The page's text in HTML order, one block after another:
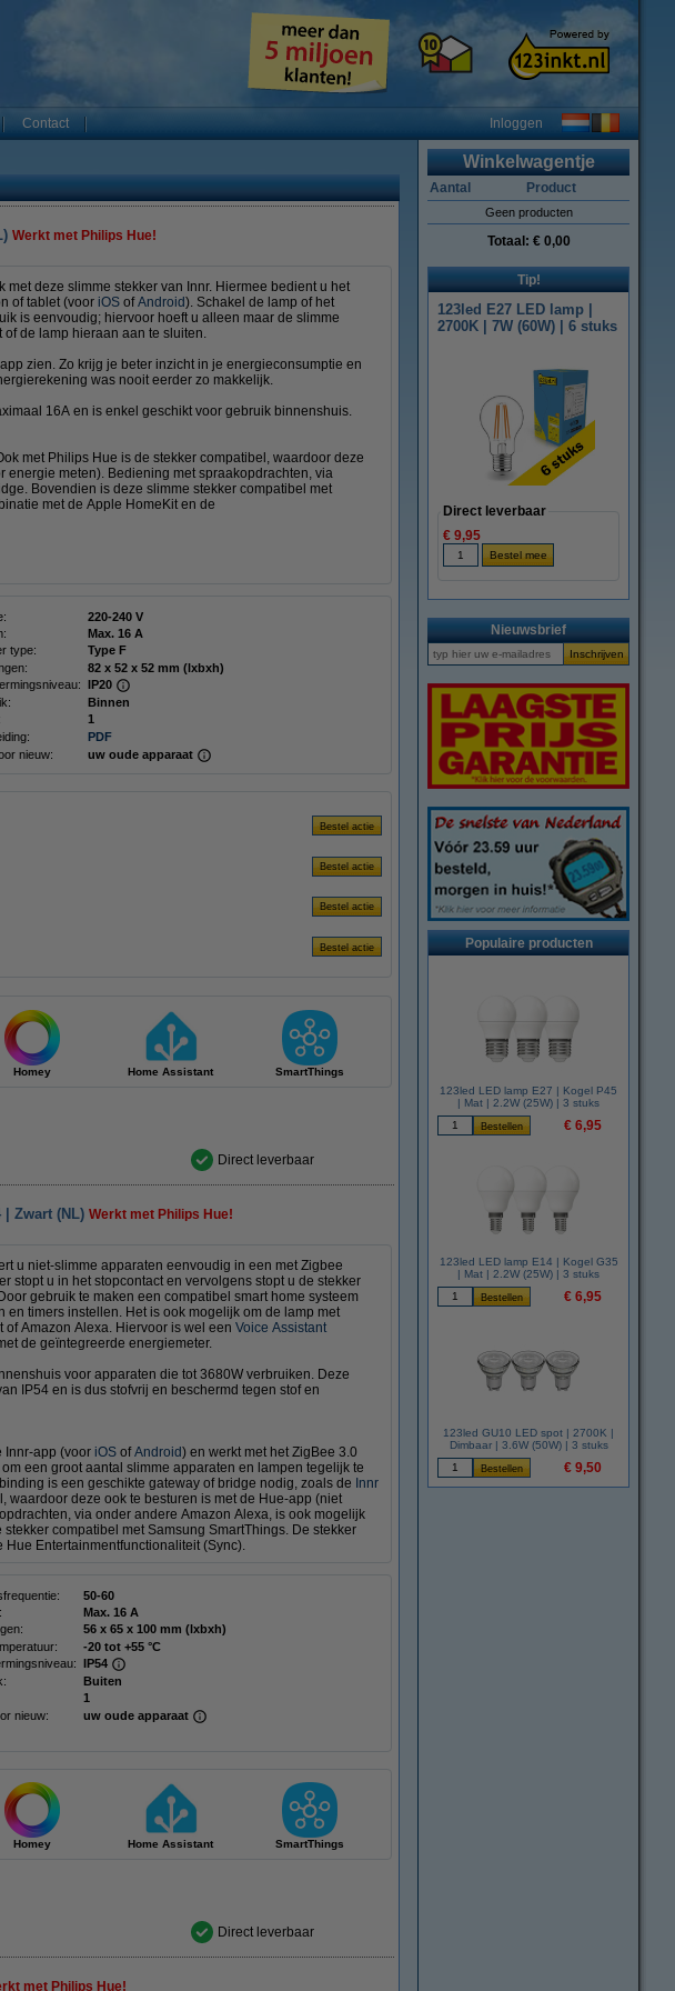
Contact Inloggen
Werkt met Philips Hue!
deze slimme stekker van Innr. Hiermee bedient u het
of tablet (voor iOS ofAndroid). Schakel de lamp of het
is eenvoudig; hiervoor hoeft u alleen maar de slimme
de lamp hieraan aan te sluiten.
zien. Zo krijg je beter inzicht in je energieconsumptie en
was nooit eerder zo makkelijk.
16A en is enkel geschikt voor gebruik binnenshuis.
met Philips Hue is de stekker compatibel, waardoor deze
energie meten). Bediening met spraakopdrachten, via
Bovendien is deze slimme stekker compatibel met
met de Apple HomeKit en de
220-240 V
Max. 16 A
type:
Type F
82 x 52 x 52 mm (lxbxh)
IP20
Binnen
1
PDF
nieuw: uw oude apparaat
Homey Home Assistant SmartThings
Direct leverbaar
Zwart (NL) Werkt met Philips Hue!
u niet-slimme apparaten eenvoudig in een met Zigbee
stopt u in het stopcontact en vervolgens stopt u de stekker
gebruik te maken een compatibel smart home systeem
en timers instellen. Het is ook mogelijk om de lamp met
Amazon Alexa. Hiervoor is wel een Voice Assistant
de geïntegreerde energiemeter.
voor apparaten die tot 3680W verbruiken. Deze
IP54 en is dus stofvrij en beschermd tegen stof en
Innr-app (voor iOS ofAndroid) en werkt met het ZigBee 3.0
een groot aantal slimme apparaten en lampen tegelijk te
is een geschikte gateway of bridge nodig, zoals de Innr
waardoor deze ook te besturen is met de Hue-app (niet
via onder andere Amazon Alexa, is ook mogelijk
compatibel met Samsung SmartThings. De stekker
Entertainmentfunctionaliteit (Sync).
50-60
Max. 16 A
56 x 65 x 100 mm (lxbxh)
-20 tot +55 °C
IP54
Buiten
1
nieuw:
uw oude apparaat
Homey Home Assistant SmartThings
Direct leverbaar
met Philips Hue!
Winkelwagentje
Aantal Product
Geen producten
Totaal: € 0,00
Tip!
123led E27 LED lamp |
2700K | 7W (60W) | 6 stuks
Direct leverbaar
€ 9,95
Nieuwsbrief
Populaire producten
123led LED lamp E27 | Kogel P45
| Mat | 2.2W (25W) | 3 stuks
€ 6,95
123led LED lamp E14 | Kogel G35
| Mat | 2.2W (25W) | 3 stuks
€ 6,95
123led GU10 LED spot | 2700K |
Dimbaar | 3.6W (50W) | 3 stuks
€ 9,50